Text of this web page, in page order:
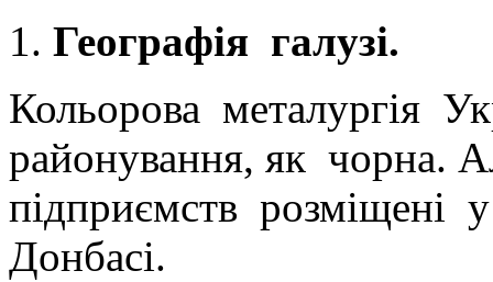
Географія галузі.
Кольорова металургія
районування, як чорна.
підприємств розміщені
Донбасі.